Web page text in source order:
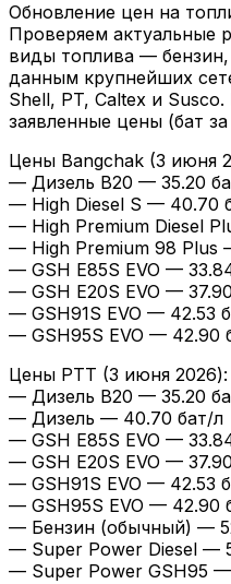
Обновление цен на
Проверяем актуальные
виды топлива —
данным крупнейших
Shell, PT, Caltex и
заявленные цены (бат
Цены Bangchak (3 июня
— Дизель B20 — 35.20
— High Diesel S — 40.70
— High Premium Diesel
— High Premium 98 Plus
— GSH E85S EVO —
— GSH E20S EVO —
— GSH91S EVO — 42.53
— GSH95S EVO — 42.90
Цены PTT (3 июня 2026):
— Дизель B20 — 35.20
— Дизель — 40.70 бат/л
— GSH E85S EVO —
— GSH E20S EVO —
— GSH91S EVO — 42.53
— GSH95S EVO — 42.90
— Бензин (обычный) —
— Super Power Diesel —
— Super Power GSH95